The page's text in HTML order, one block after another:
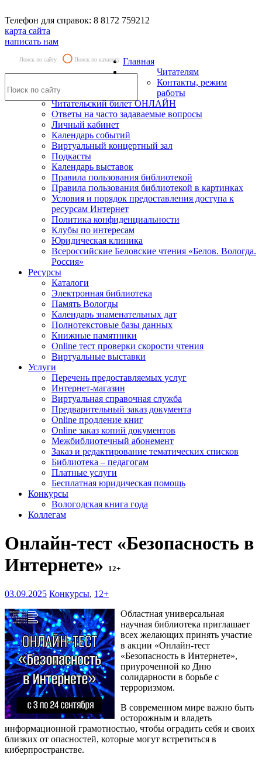
Телефон для справок: 8 8172 759212
карта сайта
написать нам
Поиск по сайту Поиск по каталогу Главная
Читателям
Контакты, режим
работы
Читательский билет ОНЛАЙН
Ответы на часто задаваемые вопросы
Личный кабинет
Календарь событий
Виртуальный концертный зал
Подкасты
Календарь выставок
Правила пользования библиотекой
Правила пользования библиотекой в картинках
Условия и порядок предоставления доступа к
ресурсам Интернет
Политика конфиденциальности
Клубы по интересам
Юридическая клиника
Всероссийские Беловские чтения «Белов. Вологда.
Россия»
Ресурсы
Каталоги
Электронная библиотека
Память Вологды
Календарь знаменательных дат
Полнотекстовые базы данных
Книжные памятники
Online тест проверки скорости чтения
Виртуальные выставки
Услуги
Перечень предоставляемых услуг
Интернет-магазин
Виртуальная справочная служба
Предварительный заказ документа
Online продление книг
Online заказ копий документов
Межбиблиотечный абонемент
Заказ и редактирование тематических списков
Библиотека – педагогам
Платные услуги
Бесплатная юридическая помощь
Конкурсы
Вологодская книга года
Коллегам
Онлайн-тест «Безопасность в
Интернете»
12+
03.09.2025 Конкурсы, 12+
Областная универсальная
научная библиотека приглашает
всех желающих принять участие
в акции «Онлайн-тест
«Безопасность в Интернете»,
приуроченной ко Дню
солидарности в борьбе с
терроризмом.
В современном мире важно быть
осторожным и владеть
информационной грамотностью, чтобы оградить себя и своих
близких от опасностей, которые могут встретиться в
киберпространстве.